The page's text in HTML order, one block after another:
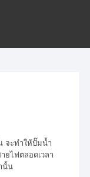
จะทำให้ปั๊มน้ำ
ยไฟตลอดเวลา
นั้น